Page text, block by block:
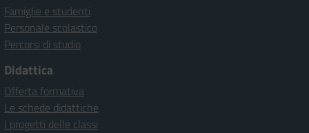
Famiglie e studenti
Personale scolastico
Percorsi di studio
Didattica
Offerta formativa
Le schede didattiche
I progetti delle classi